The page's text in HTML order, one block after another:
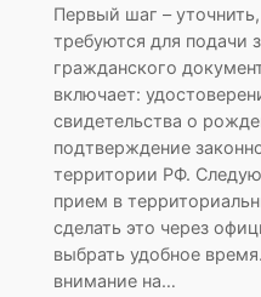
Первый шаг –
требуются для подачи
гражданского
включает:
свидетельства о
подтверждение
территории РФ.
прием в
сделать это через
выбрать удобное
внимание на…